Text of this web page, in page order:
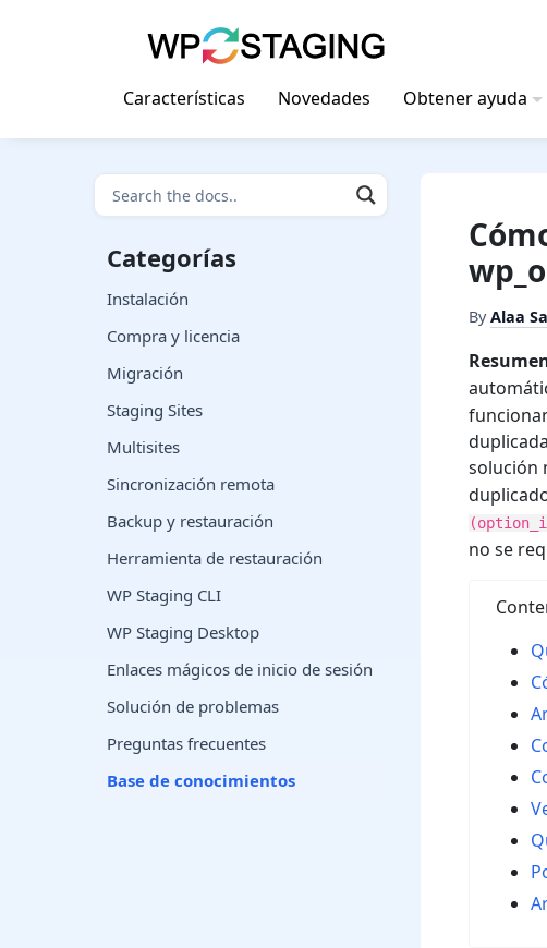
Características
Novedades Obtener ayuda
ByAlaa
solución
no se
Categorías
Instalación
Compra y licencia
Migración
Staging Sites
Multisites
Sincronización remota
Backup y restauración
Herramienta de restauración
WP Staging CLI
WP Staging Desktop
Enlaces mágicos de inicio de sesión
Solución de problemas
Preguntas frecuentes
Base de conocimientos